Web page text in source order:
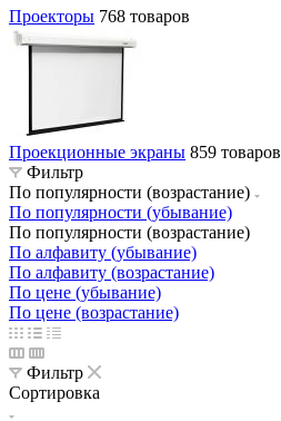
Проекторы 768 товаров
Проекционные экраны 859 товаров
Фильтр
По популярности (возрастание)
По популярности (убывание)
По популярности (возрастание)
По алфавиту (убывание)
По алфавиту (возрастание)
По цене (убывание)
По цене (возрастание)
Фильтр
Сортировка